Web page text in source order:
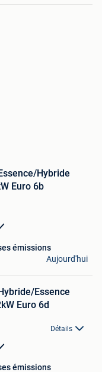
Hybride
Euro 6b
émissions
Aujourd'hui
Essence
Euro 6d
Détails
émissions